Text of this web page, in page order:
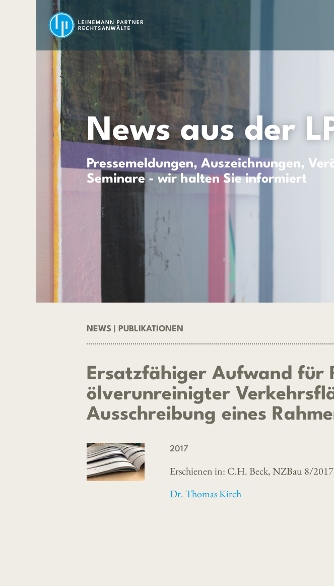
News aus der
Pressemeldungen, Auszeichnungen,
Seminare - wir halten Sie informiert
NEWS PUBLIKATIONEN
Ersatzfähiger Aufwand für
ölverunreinigter
Ausschreibung eines
2017
Erschienen in: C.H. Beck, NZBau 8/
Dr. Thomas Kirch